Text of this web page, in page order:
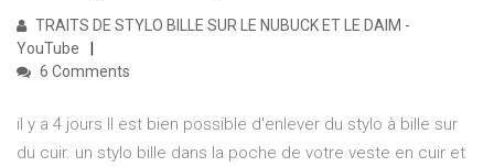
TRAITS DE STYLO BILLE SUR LE NUBUCK ET LE DAIM -
YouTube
6 Comments
il y a 4 jours Il est bien possible d'enlever du stylo à bille sur
du cuir. un stylo bille dans la poche de votre veste en cuir et